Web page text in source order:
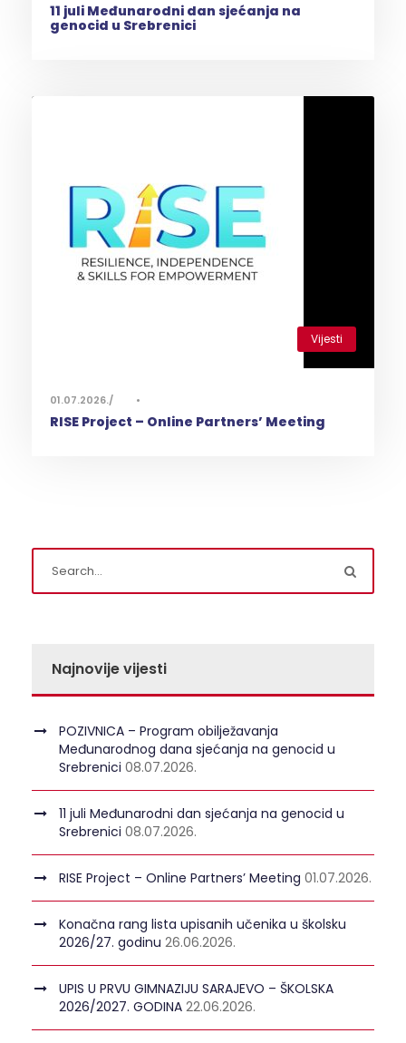
11 juli Međunarodni dan sjećanja na
genocid u Srebrenici
Vijesti
01.07.2026. •
RISE Project – Online Partners’ Meeting
Najnovije vijesti
POZIVNICA – Program obilježavanja
Međunarodnog dana sjećanja na genocid u
Srebrenici 08.07.2026.
11 juli Međunarodni dan sjećanja na genocid u
Srebrenici 08.07.2026.
RISE Project – Online Partners’ Meeting 01.07.2026.
Konačna rang lista upisanih učenika u školsku
2026/27. godinu 26.06.2026.
UPIS U PRVU GIMNAZIJU SARAJEVO – ŠKOLSKA
2026/2027. GODINA 22.06.2026.